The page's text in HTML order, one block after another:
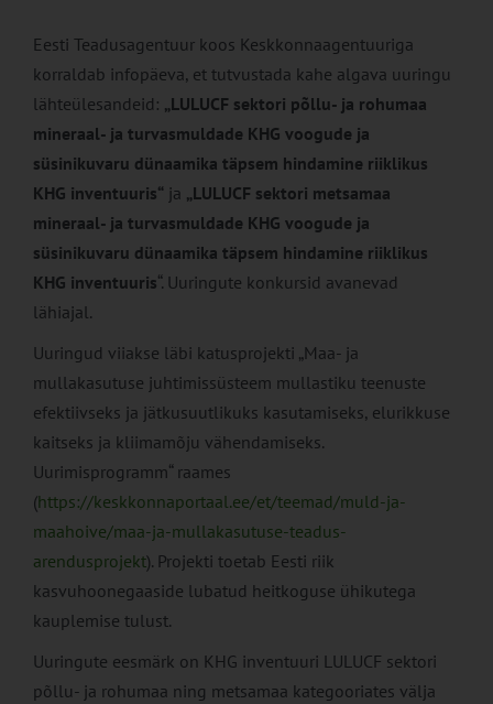
Eesti Teadusagentuur koos Keskkonnaagentuuriga
korraldab infopäeva, et tutvustada kahe algava uuringu
lähteülesandeid: „LULUCF sektori põllu- ja rohumaa
mineraal- ja turvasmuldade KHG voogude ja
süsinikuvaru dünaamika täpsem hindamine riiklikus
KHG inventuuris“ ja „LULUCF sektori metsamaa
mineraal- ja turvasmuldade KHG voogude ja
süsinikuvaru dünaamika täpsem hindamine riiklikus
KHG inventuuris“. Uuringute konkursid avanevad
lähiajal.
Uuringud viiakse läbi katusprojekti „Maa- ja
mullakasutuse juhtimissüsteem mullastiku teenuste
efektiivseks ja jätkusuutlikuks kasutamiseks, elurikkuse
kaitseks ja kliimamõju vähendamiseks.
Uurimisprogramm“ raames
(https://keskkonnaportaal.ee/et/teemad/muld-ja-
maahoive/maa-ja-mullakasutuse-teadus-
arendusprojekt). Projekti toetab Eesti riik
kasvuhoonegaaside lubatud heitkoguse ühikutega
kauplemise tulust.
Uuringute eesmärk on KHG inventuuri LULUCF sektori
põllu- ja rohumaa ning metsamaa kategooriates välja